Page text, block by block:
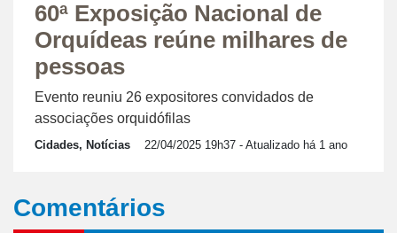
60ª Exposição Nacional de
Orquídeas reúne milhares de
pessoas
Evento reuniu 26 expositores convidados de
associações orquidófilas
Cidades, Notícias 22/04/2025 19h37 - Atualizado há 1 ano
Comentários